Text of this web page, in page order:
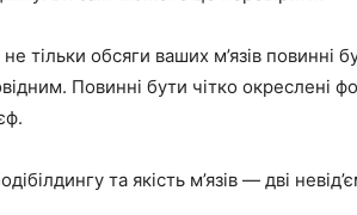
тільки обсяги ваших м’язів повинні
Повинні бути чітко окреслені
та якість м’язів — дві